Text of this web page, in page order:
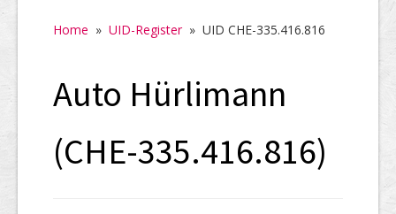
Neugründungen
UID-Register
Home » UID-Register» UID CHE-335.416.816
Auto Hürlimann
(CHE-335.416.816)